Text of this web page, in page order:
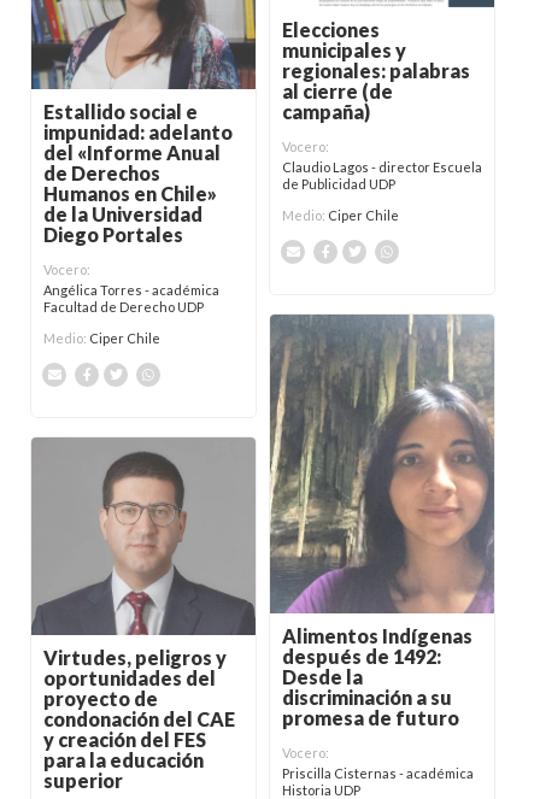
Elecciones
municipales y
regionales: palabras
al cierre (de
campaña)
Vocero:
Claudio Lagos - director Escuela
de Publicidad UDP
Medio: Ciper Chile
Estallido social e
impunidad: adelanto
del «Informe Anual
de Derechos
Humanos en Chile»
de la Universidad
Diego Portales
Vocero:
Angélica Torres - académica
Facultad de Derecho UDP
Medio: Ciper Chile
Alimentos Indígenas
después de 1492:
Desde la
discriminación a su
promesa de futuro
Vocero:
Priscilla Cisternas - académica
Historia UDP
Virtudes, peligros y
oportunidades del
proyecto de
condonación del CAE
y creación del FES
para la educación
superior